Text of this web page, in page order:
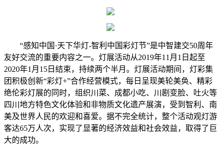
“感知中国·天下华灯-智利中国彩灯节”是中智建交50周年
友好交流的重要内容之一。灯展活动从2019年11月1日起至
2020年1月15日结束，持续两个半月。灯展活动期间，灯彩集
团积极创新“彩灯+”合作经营模式，每日呈现美轮美奂、精彩
绝伦彩灯展的同时，组织川菜、成都小吃、川剧变脸、吐火等
四川地方特色文化体验和非物质文化遗产展演，受到智利、南
美及世界人民的欢迎和喜爱。据不完全统计，整个活动观灯游
客达65万人次，实现了显著的经济效益和社会效益，取得了巨
大的成功。